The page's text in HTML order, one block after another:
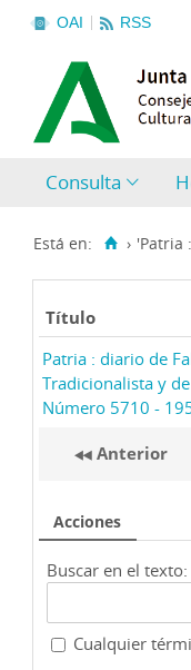
OAI RSS
Consulta
Está en: › 'Patria
Título
Patria : diario de
Tradicionalista y de
Número 5710 -
Anterior
Acciones
Buscar en el texto:
Cualquier